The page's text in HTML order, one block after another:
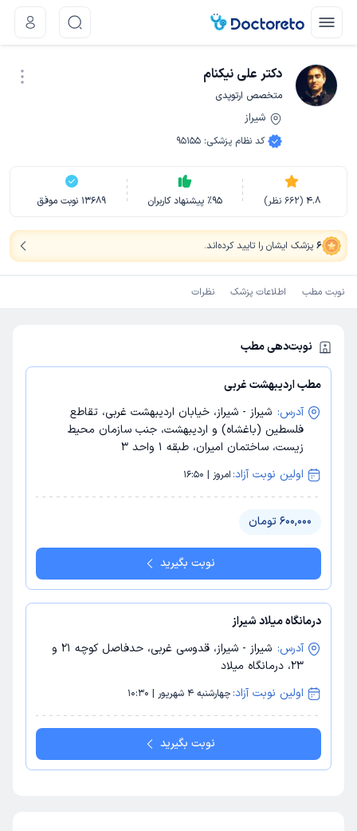
دکتر علی نیکنام
متخصص ارتوپدی
شیراز
کد نظام پزشکی:
95155
4.8
(
662 نظر) ٪95 پیشنهاد کاربران 13689 نوبت موفق
6 پزشک ایشان را تایید کرده‌اند.
نوبت مطب اطلاعات پزشک نظرات
نوبت‌دهی مطب
مطب اردیبهشت غربی
آدرس: شیراز - شیراز، خیابان اردیبهشت غربی، تقاطع
فلسطین (باغشاه) و اردیبهشت، جنب سازمان محیط
زیست، ساختمان امیران، طبقه 1 واحد 3
اولین نوبت آزاد: امروز | 16:50
نوبت بگیرید
600,000 تومان
درمانگاه میلاد شیراز
آدرس:
شیراز - شیراز، قدوسی غربی، حدفاصل کوچه 21 و
23، درمانگاه میلاد
اولین نوبت آزاد: چهارشنبه 4 شهریور | 10:30
نوبت بگیرید